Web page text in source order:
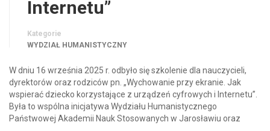
Internetu”
Kategorie
WYDZIAŁ HUMANISTYCZNY
W dniu 16 września 2025 r. odbyło się szkolenie dla nauczycieli,
dyrektorów oraz rodziców pn. „Wychowanie przy ekranie. Jak
wspierać dziecko korzystające z urządzeń cyfrowych i Internetu”.
Była to wspólna inicjatywa Wydziału Humanistycznego
Państwowej Akademii Nauk Stosowanych w Jarosławiu oraz